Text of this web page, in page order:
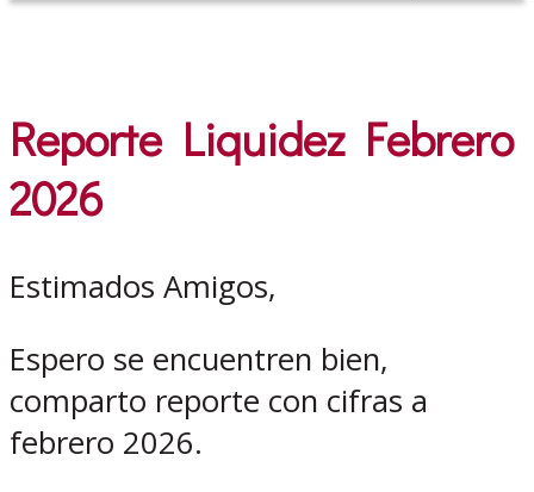
Reporte Liquidez Febrero
2026
Estimados Amigos,
Espero se encuentren bien,
comparto reporte con cifras a
febrero 2026.